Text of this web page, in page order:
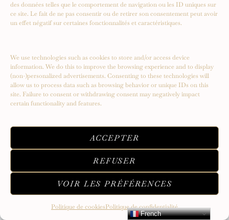
des données telles que le comportement de navigation ou les ID uniques sur
ce site. Le fait de ne pas consentir ou de retirer son consentement peut avoir
un effet négatif sur certaines fonctionnalités et caractéristiques.
We use technologies such as cookies to store and/or access device
information. We do this to improve the browsing experience and to display
(non-)personalized advertisements. Consenting to these technologies will
allow us to process data such as browsing behavior or unique IDs on this
site. Failure to consent or withdrawing consent may negatively impact
certain functionality and features.
ACCEPTER
REFUSER
VOIR LES PRÉFÉRENCES
Politique de cookiesPolitique de confidentialité
French